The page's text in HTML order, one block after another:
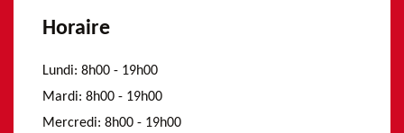
Horaire
Lundi: 8h00 - 19h00
Mardi: 8h00 - 19h00
Mercredi: 8h00 - 19h00